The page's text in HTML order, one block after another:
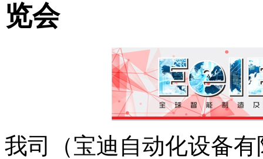
览会
我司（宝迪自动化设备